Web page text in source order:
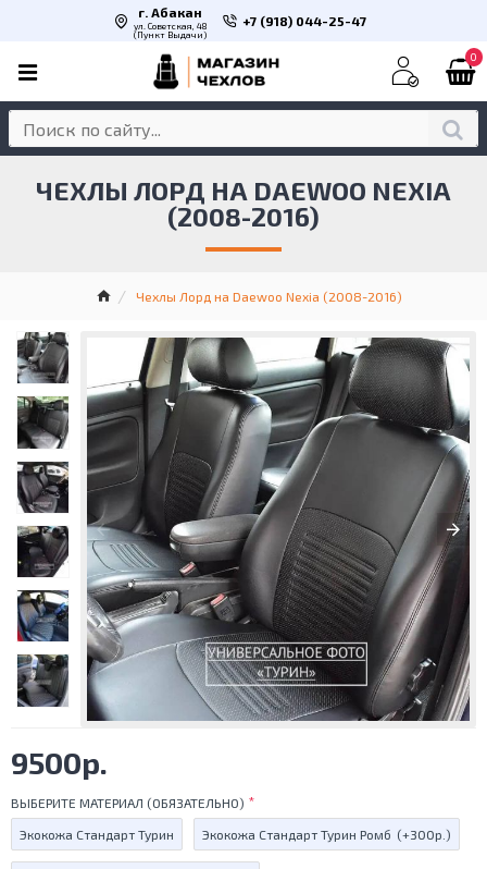
г. Абакан
ул. Советская, 48
(Пункт Выдачи)
+7 (918) 044-25-47
0
Чехлы Лорд на Daewoo Nexia (2008-2016)
ЧЕХЛЫ ЛОРД НА DAEWOO NEXIA
(2008-2016)
9500р.
ВЫБЕРИТЕ МАТЕРИАЛ (ОБЯЗАТЕЛЬНО)
Экокожа Стандарт Турин Экокожа Стандарт Турин Ромб (+300р.)